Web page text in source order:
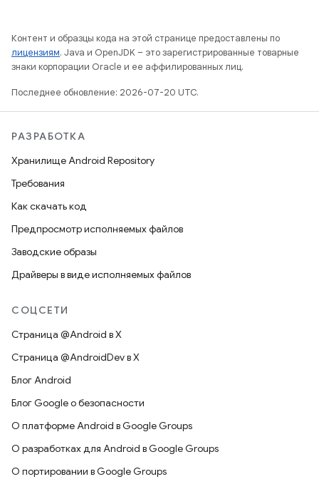
Контент и образцы кода на этой странице предоставлены по
лицензиям. Java и OpenJDK – это зарегистрированные товарные
знаки корпорации Oracle и ее аффилированных лиц.
Последнее обновление: 2026-07-20 UTC.
РАЗРАБОТКА
Хранилище Android Repository
Требования
Как скачать код
Предпросмотр исполняемых файлов
Заводские образы
Драйверы в виде исполняемых файлов
СОЦСЕТИ
Страница @Android в X
Страница @AndroidDev в X
Блог Android
Блог Google о безопасности
О платформе Android в Google Groups
О разработках для Android в Google Groups
О портировании в Google Groups